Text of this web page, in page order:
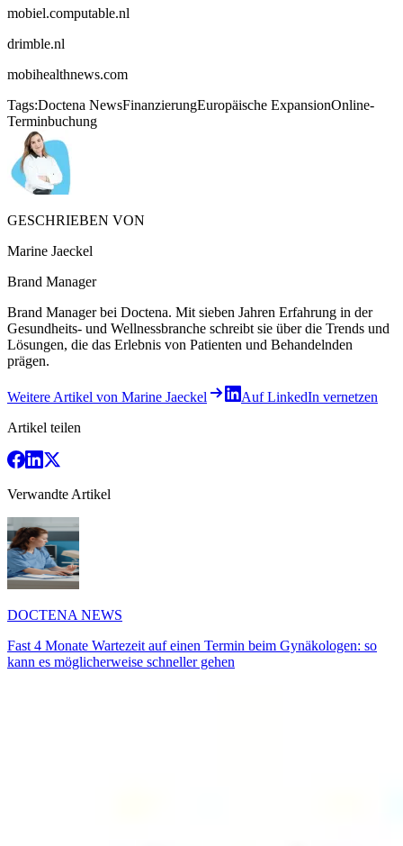
mobiel.computable.nl
drimble.nl
mobihealthnews.com
Tags:Doctena NewsFinanzierungEuropäische ExpansionOnline-
Terminbuchung
GESCHRIEBEN VON
Marine Jaeckel
Brand Manager
Brand Manager bei Doctena. Mit sieben Jahren Erfahrung in der
Gesundheits- und Wellnessbranche schreibt sie über die Trends und
Lösungen, die das Erlebnis von Patienten und Behandelnden
prägen.
Weitere Artikel von Marine Jaeckel
Auf LinkedIn vernetzen
Artikel teilen
Verwandte Artikel
DOCTENA NEWS
Fast 4 Monate Wartezeit auf einen Termin beim Gynäkologen: so
kann es möglicherweise schneller gehen